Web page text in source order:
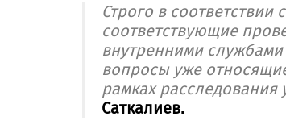
Строго в
соответствующие
внутренними службами
вопросы уже
рамках расследования
Саткалиев.